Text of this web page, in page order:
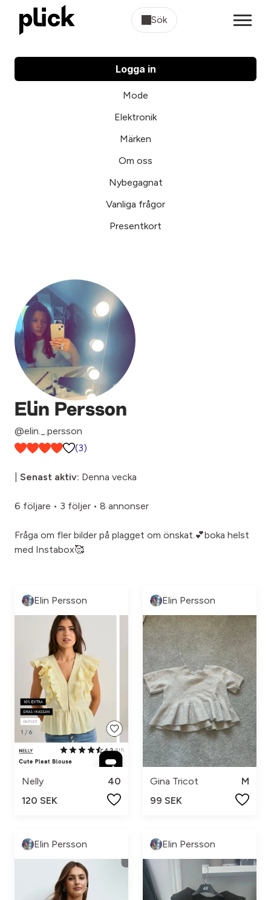
Sök
Logga in
Mode
Elektronik
Märken
Om oss
Nybegagnat
Vanliga frågor
Presentkort
Elin Persson
@elin._.persson
(3)
Senast aktiv: Denna vecka
6 följare • 3 följer • 8 annonser
Fråga om fler bilder på plagget om önskat.💕boka helst
med Instabox🥰
Elin Persson
Nelly
40
120 SEK
Elin Persson
Gina Tricot
M
99 SEK
Elin Persson Elin Persson